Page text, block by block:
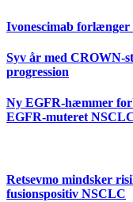
Ivonescimab
Syv år med CROWN-
progression
Ny EGFR-hæmmer
EGFR-muteret
Retsevmo mindsker
fusionspositiv NSCLC